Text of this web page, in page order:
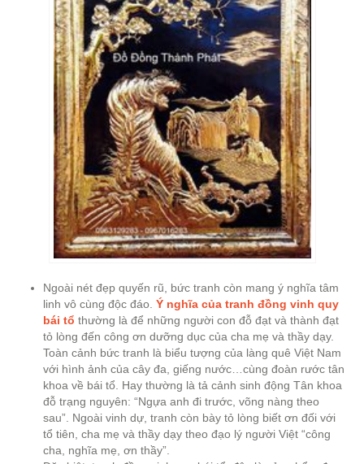
Ngoài nét đẹp quyến rũ, bức tranh còn mang ý nghĩa tâm
linh vô cùng độc đáo. Ý nghĩa của tranh đồng vinh quy
bái tổ thường là để những người con đỗ đạt và thành đạt
tỏ lòng đến công ơn dưỡng dục của cha mẹ và thầy dạy.
Toàn cảnh bức tranh là biểu tượng của làng quê Việt Nam
với hình ảnh của cây đa, giếng nước…cùng đoàn rước tân
khoa về bái tổ. Hay thường là tả cảnh sinh động Tân khoa
đỗ trạng nguyên: “Ngựa anh đi trước, võng nàng theo
sau”. Ngoài vinh dự, tranh còn bày tỏ lòng biết ơn đối với
tổ tiên, cha mẹ và thầy dạy theo đạo lý người Việt “công
cha, nghĩa mẹ, ơn thầy”.